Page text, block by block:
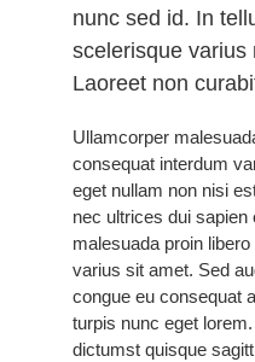
nunc sed id. In
scelerisque varius
Laoreet non
Ullamcorper
consequat interdum
eget nullam non nisi
nec ultrices dui sapien
malesuada proin
varius sit amet. Sed
congue eu consequat
turpis nunc eget
dictumst quisque